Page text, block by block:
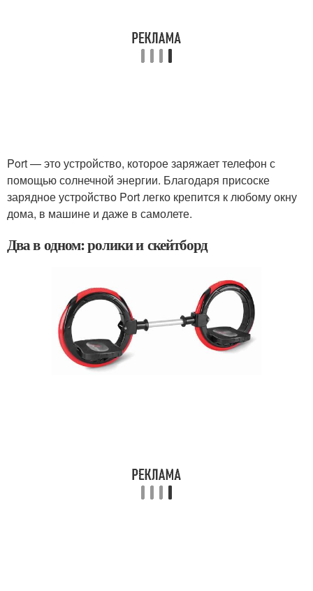
Port — это устройство, которое заряжает телефон с
помощью солнечной энергии. Благодаря присоске
зарядное устройство Port легко крепится к любому окну
дома, в машине и даже в самолете.
Два в одном: ролики и скейтборд